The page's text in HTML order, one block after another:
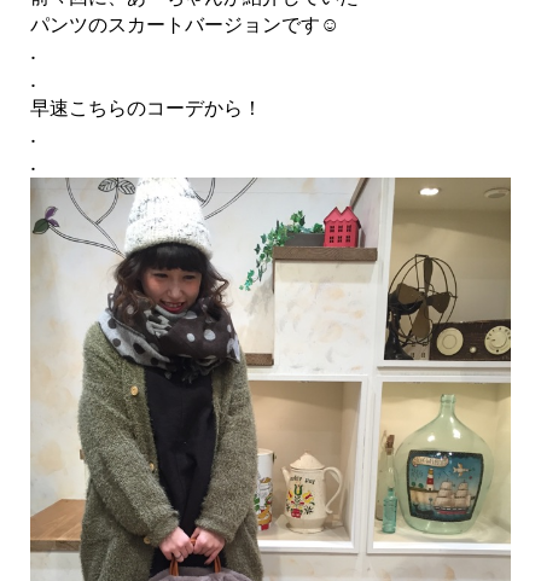
パンツのスカートバージョンです☺︎
.
.
早速こちらのコーデから！
.
.